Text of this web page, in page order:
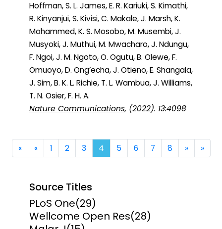
Hoffman, S. L. James, E. R. Kariuki, S. Kimathi,
R. Kinyanjui, S. Kivisi, C. Makale, J. Marsh, K.
Mohammed, K. S. Mosobo, M. Musembi, J.
Musyoki, J. Muthui, M. Mwacharo, J. Ndungu,
F. Ngoi, J. M. Ngoto, O. Ogutu, B. Olewe, F.
Omuoyo, D. Ong’echa, J. Otieno, E. Shangala,
J. Sim, B. K. L. Richie, T. L. Wambua, J. Williams,
T. N. Osier, F. H. A.
Nature Communications, (2022). 13:4098
«First«Previous
1 2 3 4 5 6 7 8 »Next
»Last
Source Titles
PLoS One(29)
Wellcome Open Res(28)